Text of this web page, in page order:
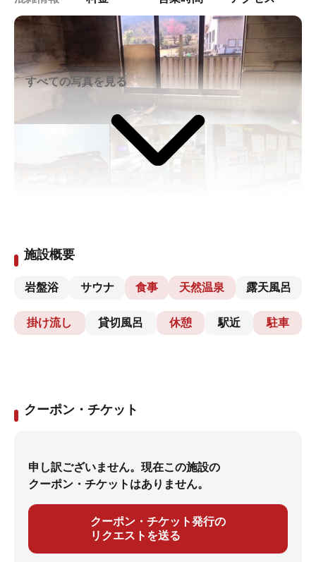
すべての写真を見る
施設概要
岩盤浴 サウナ 食事 天然温泉 露天風呂
掛け流し 貸切風呂 休憩 駅近 駐車
クーポン・チケット
申し訳ございません。現在この施設の
クーポン・チケットはありません。
クーポン・チケット発行の
リクエストを送る